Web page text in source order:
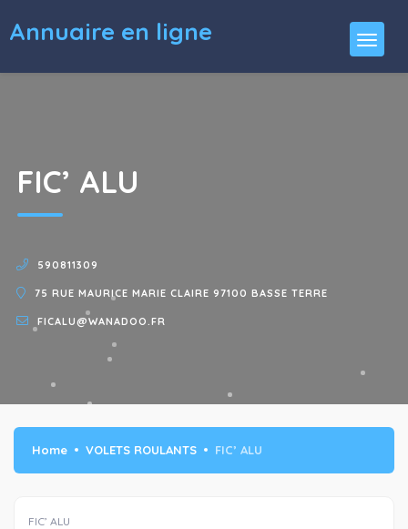
Annuaire en ligne
FIC’ ALU
590811309
75 RUE MAURICE MARIE CLAIRE 97100 BASSE TERRE
FICALU@WANADOO.FR
Home VOLETS ROULANTS FIC’ ALU
FIC’ ALU